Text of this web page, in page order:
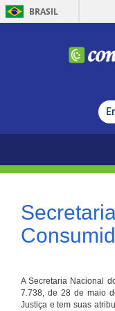
BRASIL
A Secretaria Nacional
7.738, de 28 de maio
Justiça e tem suas